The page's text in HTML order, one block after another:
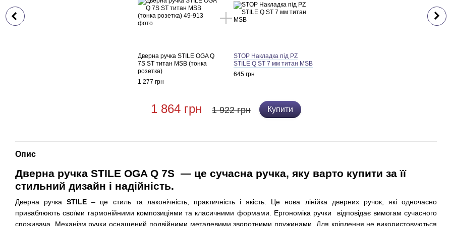
Дверна ручка STILE OGA Q
7S ST титан MSB (тонка
розетка)
1 277 грн
STOP Накладка під PZ
STILE Q ST 7 мм титан MSB
645 грн
1 864 грн 1 922 грн Купити
Опис
Дверна ручка STILE OGA Q 7S — це сучасна ручка, яку варто купити за її
стильний дизайн і надійність.
Дверна ручкаSTILE – це стиль та лаконічність, практичність і якість. Це нова
лінійка дверних ручок, які одночасно
приваблюють своїми гармонійними композиціями та класичними формами. Ергономіка ручки
відповідає вимогам сучасного
споживача. Механізм ручки оснащений подвійними металевими зворотними пружинами. Для кріплення не використовуються